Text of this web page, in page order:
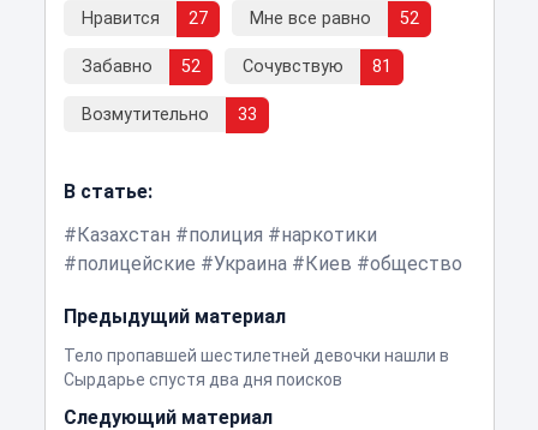
Нравится 27 Мне все равно 52
Забавно 52 Сочувствую 81
Возмутительно 33
В статье:
Казахстан
полиция
наркотики
полицейские
Украина Киев общество
Предыдущий материал
Тело пропавшей шестилетней девочки нашли в
Сырдарье спустя два дня поисков
Следующий материал